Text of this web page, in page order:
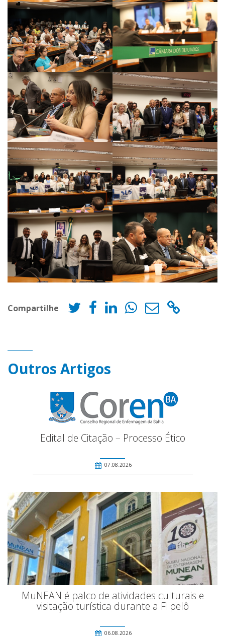
Compartilhe
Outros Artigos
Edital de Citação – Processo Ético
07.08.2026
MuNEAN é palco de atividades culturais e
visitação turística durante a Flipelô
06.08.2026